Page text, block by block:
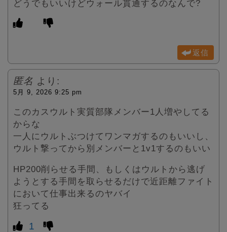
どうでもいいけどウォール貫通するのなんで?
返信
匿名 より:
5月 9, 2026 9:25 pm
このカスウルト実質部隊メンバー1人増やしてる
からな
一人にウルトぶつけてワンマガするのもいいし、
ウルト撃ってから別メンバーと1v1するのもいい
HP200削らせる手間、もしくはウルトから逃げ
ようとする手間を取らせるだけで近距離ファイト
において仕事出来るのヤバイ
狂ってる
1